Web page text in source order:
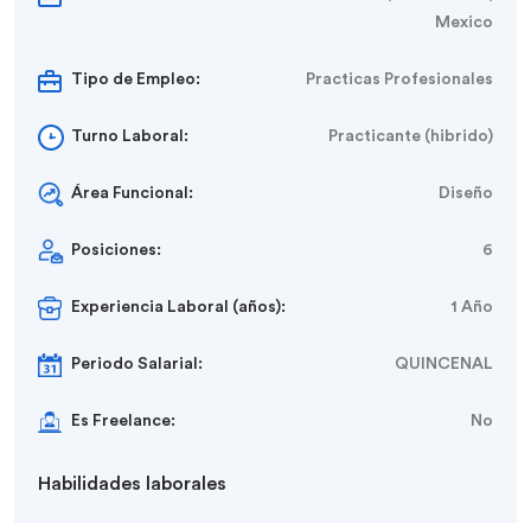
Mexico
Tipo de Empleo: Practicas Profesionales
Turno Laboral: Practicante (hibrido)
Área Funcional: Diseño
Posiciones: 6
Experiencia Laboral (años): 1 Año
Periodo Salarial: QUINCENAL
Es Freelance: No
Habilidades laborales